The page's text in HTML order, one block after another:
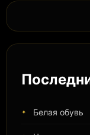
Белая обувь